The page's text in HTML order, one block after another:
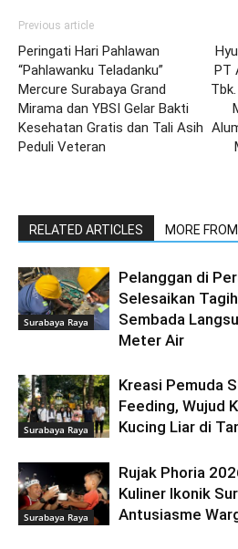
Previous article
Peringati Hari Pahlawan
“Pahlawanku Teladanku”
Mercure Surabaya Grand
Mirama dan YBSI Gelar Bakti
Kesehatan Gratis dan Tali Asih
Peduli Veteran
PT
RELATED ARTICLES MORE
Surabaya Raya
Pelanggan di
Selesaikan
Sembada
Meter Air
Surabaya Raya
Kreasi Pemuda
Feeding, Wujud
Kucing Liar di
Surabaya Raya
Rujak Phoria
Kuliner Ikonik
Antusiasme